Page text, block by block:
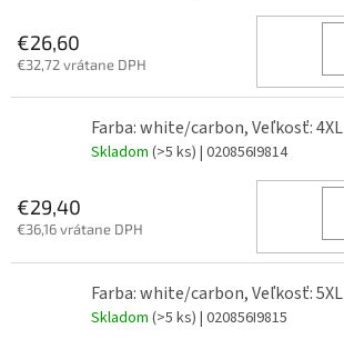
€26,60
€32,72 vrátane DPH
Farba: white/carbon, Veľkosť: 4XL
Skladom (>5 ks) | 020856I9814
€29,40
€36,16 vrátane DPH
Farba: white/carbon, Veľkosť: 5XL
Skladom (>5 ks) | 020856I9815